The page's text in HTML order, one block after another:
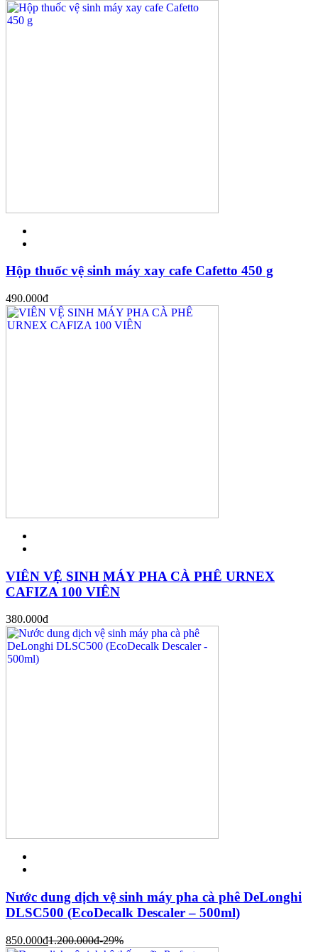
Hộp thuốc vệ sinh máy xay cafe Cafetto 450 g
490.000đ
VIÊN VỆ SINH MÁY PHA CÀ PHÊ URNEX
CAFIZA 100 VIÊN
380.000đ
Nước dung dịch vệ sinh máy pha cà phê DeLonghi
DLSC500 (EcoDecalk Descaler – 500ml)
850.000đ1.200.000đ-29%